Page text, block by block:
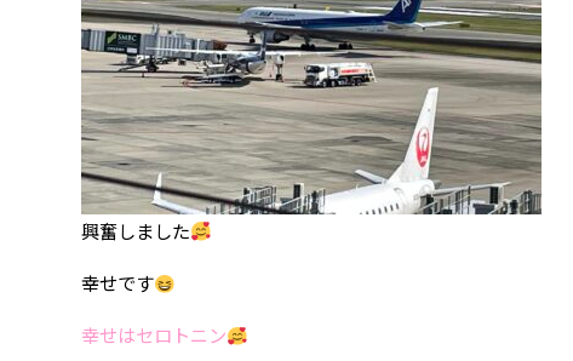
興奮しました
幸せです
幸せはセロトニン